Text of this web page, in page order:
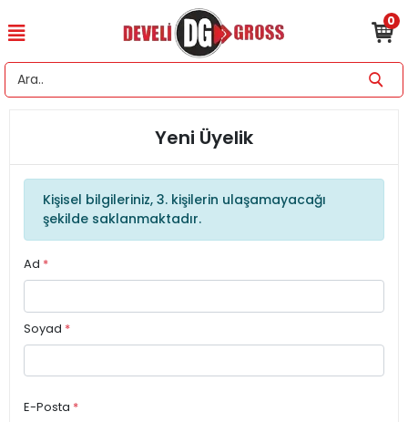
0
Yeni Üyelik
Kişisel bilgileriniz, 3. kişilerin ulaşamayacağı
şekilde saklanmaktadır.
Ad *
Soyad *
E-Posta *